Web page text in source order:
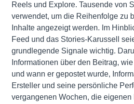
Reels und Explore. Tausende von
verwendet, um die Reihenfolge zu
Inhalte angezeigt werden. Im
Feed und das Stories-Karussell
grundlegende Signale wichtig.
Informationen über den Beitrag,
und wann er gepostet wurde,
Ersteller und seine persönliche
vergangenen Wochen, die eigenen